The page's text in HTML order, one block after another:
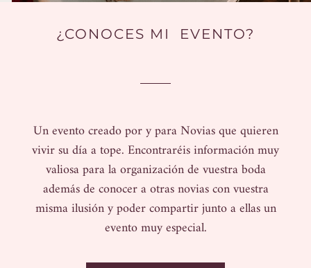
¿CONOCES MI EVENTO?
Un evento creado por y para Novias que quieren
vivir su día a tope. Encontraréis información muy
valiosa para la organización de vuestra boda
además de conocer a otras novias con vuestra
misma ilusión y poder compartir junto a ellas un
evento muy especial.